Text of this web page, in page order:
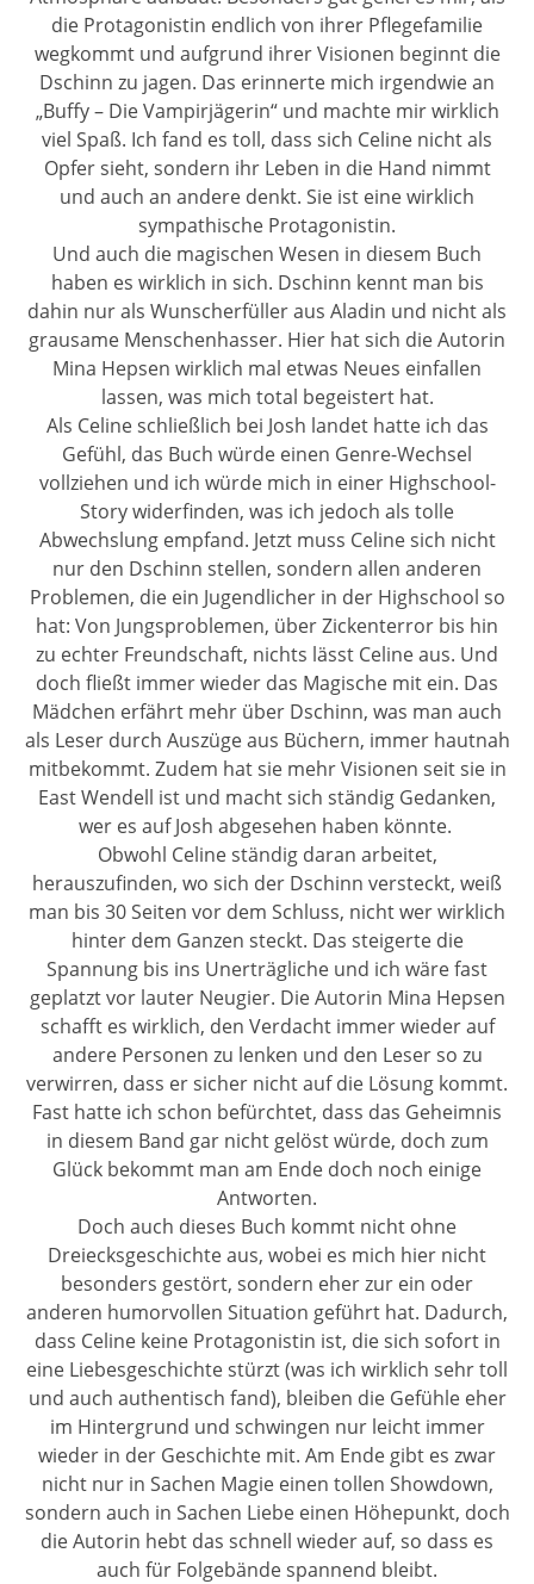
die Protagonistin endlich von ihrer Pflegefamilie
wegkommt und aufgrund ihrer Visionen beginnt die
Dschinn zu jagen. Das erinnerte mich irgendwie an
„Buffy – Die Vampirjägerin“ und machte mir wirklich
viel Spaß. Ich fand es toll, dass sich Celine nicht als
Opfer sieht, sondern ihr Leben in die Hand nimmt
und auch an andere denkt. Sie ist eine wirklich
sympathische Protagonistin.
Und auch die magischen Wesen in diesem Buch
haben es wirklich in sich. Dschinn kennt man bis
dahin nur als Wunscherfüller aus Aladin und nicht als
grausame Menschenhasser. Hier hat sich die Autorin
Mina Hepsen wirklich mal etwas Neues einfallen
lassen, was mich total begeistert hat.
Als Celine schließlich bei Josh landet hatte ich das
Gefühl, das Buch würde einen Genre-Wechsel
vollziehen und ich würde mich in einer Highschool-
Story widerfinden, was ich jedoch als tolle
Abwechslung empfand. Jetzt muss Celine sich nicht
nur den Dschinn stellen, sondern allen anderen
Problemen, die ein Jugendlicher in der Highschool so
hat: Von Jungsproblemen, über Zickenterror bis hin
zu echter Freundschaft, nichts lässt Celine aus. Und
doch fließt immer wieder das Magische mit ein. Das
Mädchen erfährt mehr über Dschinn, was man auch
als Leser durch Auszüge aus Büchern, immer hautnah
mitbekommt. Zudem hat sie mehr Visionen seit sie in
East Wendell ist und macht sich ständig Gedanken,
wer es auf Josh abgesehen haben könnte.
Obwohl Celine ständig daran arbeitet,
herauszufinden, wo sich der Dschinn versteckt, weiß
man bis 30 Seiten vor dem Schluss, nicht wer wirklich
hinter dem Ganzen steckt. Das steigerte die
Spannung bis ins Unerträgliche und ich wäre fast
geplatzt vor lauter Neugier. Die Autorin Mina Hepsen
schafft es wirklich, den Verdacht immer wieder auf
andere Personen zu lenken und den Leser so zu
verwirren, dass er sicher nicht auf die Lösung kommt.
Fast hatte ich schon befürchtet, dass das Geheimnis
in diesem Band gar nicht gelöst würde, doch zum
Glück bekommt man am Ende doch noch einige
Antworten.
Doch auch dieses Buch kommt nicht ohne
Dreiecksgeschichte aus, wobei es mich hier nicht
besonders gestört, sondern eher zur ein oder
anderen humorvollen Situation geführt hat. Dadurch,
dass Celine keine Protagonistin ist, die sich sofort in
eine Liebesgeschichte stürzt (was ich wirklich sehr toll
und auch authentisch fand), bleiben die Gefühle eher
im Hintergrund und schwingen nur leicht immer
wieder in der Geschichte mit. Am Ende gibt es zwar
nicht nur in Sachen Magie einen tollen Showdown,
sondern auch in Sachen Liebe einen Höhepunkt, doch
die Autorin hebt das schnell wieder auf, so dass es
auch für Folgebände spannend bleibt.